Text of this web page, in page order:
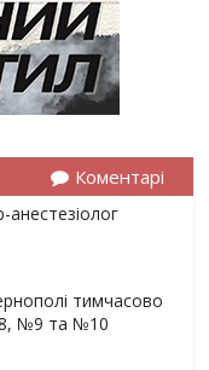
Коментарі
анестезіолог
тимчасово
№9 та №10